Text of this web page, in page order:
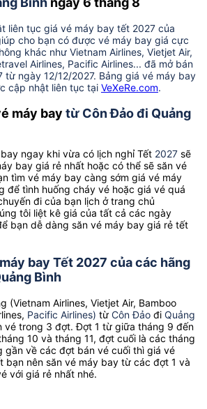
liên tục giá vé máy bay tết 2027 của
cho bạn có được vé máy bay giá cực
khác như Vietnam Airlines, Vietjet Air,
Airlines, Pacific Airlines... đã mở bán
từ ngày 12/12/2027. Bảng giá vé máy bay
cập nhật liên tục tại VeXeRe.com.
máy bay từ Côn Đảo đi Quảng
ngay khi vừa có lịch nghỉ Tết 2027 sẽ
bay giá rẻ nhất hoặc có thể sẽ săn vé
tìm vé máy bay càng sớm giá vé máy
để tình huống cháy vé hoặc giá vé quá
đi của bạn lịch ở trang chủ
tôi liệt kê giá của tất cả các ngày
bạn dễ dàng săn vé máy bay giá rẻ tết
bay Tết 2027 của các hãng
Bình
(Vietnam Airlines, Vietjet Air, Bamboo
Pacific Airlines) từ Côn Đảo đi Quảng
vé trong 3 đợt. Đợt 1 từ giữa tháng 9 đến
10 và tháng 11, đợt cuối là các tháng
gần về các đợt bán vé cuối thì giá vé
bạn nên săn vé máy bay từ các đợt 1 và
với giá rẻ nhất nhé.